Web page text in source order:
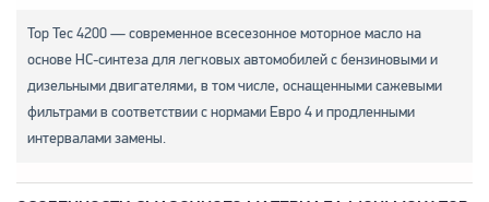
Top Tec 4200 — современное всесезонное моторное масло на
основе НС-синтеза для легковых автомобилей с бензиновыми и
дизельными двигателями, в том числе, оснащенными сажевыми
фильтрами в соответствии с нормами Евро 4 и продленными
интервалами замены.